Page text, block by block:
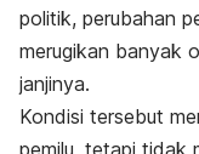
politik, perubahan
merugikan banyak
janjinya.
Kondisi tersebut